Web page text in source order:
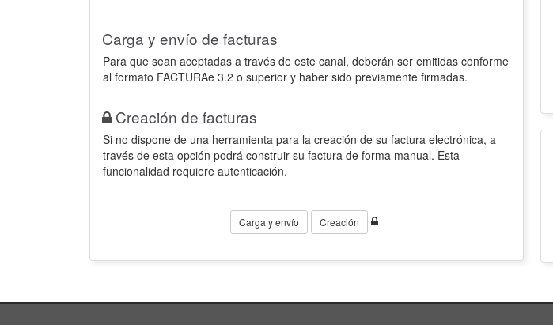
Carga y envío de facturas
Para que sean aceptadas a través de este canal, deberán ser emitidas conforme
al formato FACTURAe 3.2 o superior y haber sido previamente firmadas.
Creación de facturas
Si no dispone de una herramienta para la creación de su factura electrónica, a
través de esta opción podrá construir su factura de forma manual. Esta
funcionalidad requiere autenticación.
Carga y envío Creación